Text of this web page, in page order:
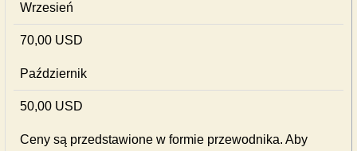
Wrzesień
70,00 USD
Październik
50,00 USD
Ceny są przedstawione w formie przewodnika. Aby